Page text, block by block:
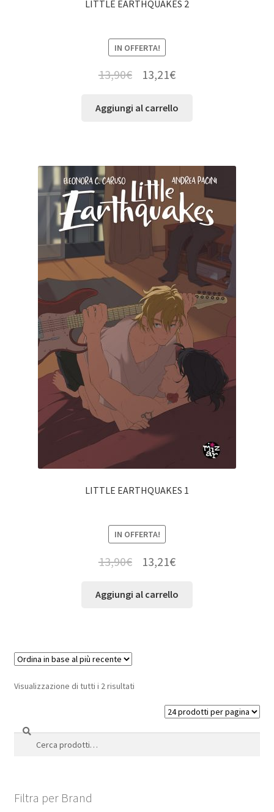
LITTLE EARTHQUAKES 2
IN OFFERTA!
13,90€ 13,21€
Aggiungi al carrello
LITTLE EARTHQUAKES 1
IN OFFERTA!
13,90€ 13,21€
Aggiungi al carrello
Visualizzazione di tutti i 2 risultati
Cerca:
Cerca
Filtra per Brand